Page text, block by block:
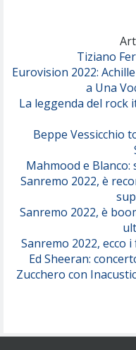
Serenamente
Tiziano
Eurovision 2022:
a Una
La leggenda del rock
Beppe Vessicchio
Mahmood e
Sanremo 2022, è
Sanremo 2022, è
Sanremo 2022, ecco
Ed Sheeran:
Zucchero con